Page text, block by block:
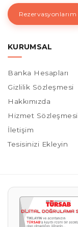
Rezervasyonlarım
KURUMSAL
Banka Hesapları
Gizlilik Sözleşmesi
Hakkımızda
Hizmet Sözleşmesi
İletişim
Tesisinizi Ekleyin